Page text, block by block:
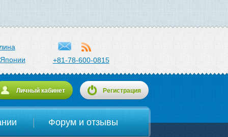
Японии
+81-78-600-0815
Личный кабинет Регистрация
Форум и отзывы